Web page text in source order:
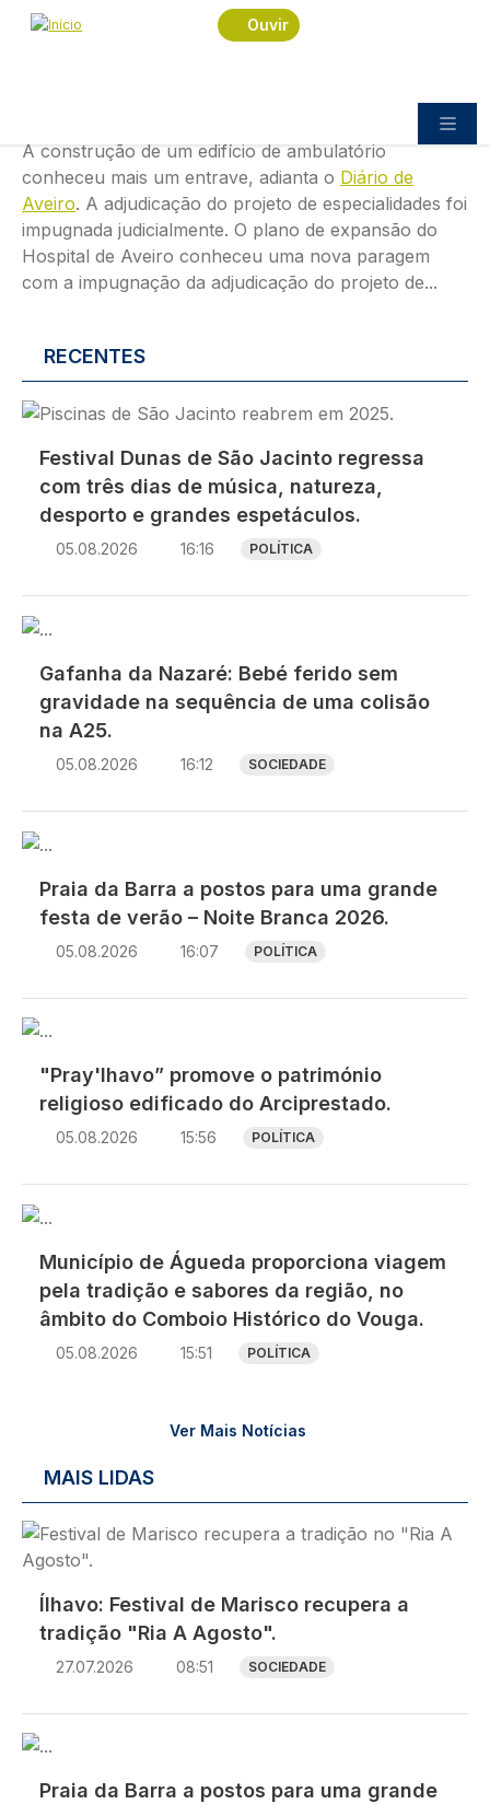
Passar para o conteúdo principal
Ouvir
Imagem
SOCIEDADE
A construção de um edifício de ambulatório
conheceu mais um entrave, adianta o Diário de
Aveiro. A adjudicação do projeto de especialidades foi
impugnada judicialmente. O plano de expansão do
Hospital de Aveiro conheceu uma nova paragem
com a impugnação da adjudicação do projeto de...
RECENTES
Imagem
Festival Dunas de São Jacinto regressa
com três dias de música, natureza,
desporto e grandes espetáculos.
05.08.2026 16:16 POLÍTICA
Imagem
Gafanha da Nazaré: Bebé ferido sem
gravidade na sequência de uma colisão
na A25.
05.08.2026 16:12 SOCIEDADE
Imagem
Praia da Barra a postos para uma grande
festa de verão – Noite Branca 2026.
05.08.2026 16:07 POLÍTICA
Imagem
"Pray'lhavo” promove o património
religioso edificado do Arciprestado.
05.08.2026 15:56 POLÍTICA
Imagem
Município de Águeda proporciona viagem
pela tradição e sabores da região, no
âmbito do Comboio Histórico do Vouga.
05.08.2026 15:51 POLÍTICA
Ver Mais Notícias
MAIS LIDAS
Imagem
Ílhavo: Festival de Marisco recupera a
tradição "Ria A Agosto".
27.07.2026 08:51 SOCIEDADE
Imagem
Praia da Barra a postos para uma grande